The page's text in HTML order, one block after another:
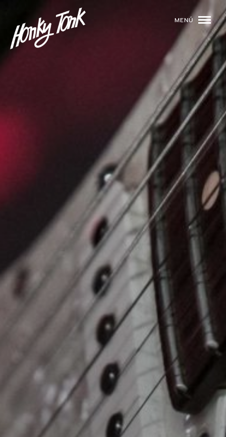
MENÚ
PROGRAMACIÓN
02 DJS
EVENTOS
TOCA CON NOSOTROS
05 QUIÉNES SOMOS
NUESTRA HISTORIA RIDER TÉCNICO
GALERÍA
DE IMÁGENES
06 CONTACTO